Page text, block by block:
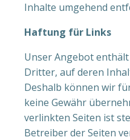
Inhalte umgehend
Haftung für Links
Unser Angebot
Dritter, auf deren
Deshalb können wir
keine Gewähr
verlinkten Seiten ist
Betreiber der Seiten